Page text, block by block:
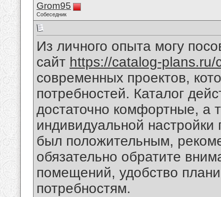
Grom95
Собеседник
Из личного опыта могу
сайт https://catalog-plans.ru/
современных проектов,
потребностей. Каталог
достаточно комфортные, а
индивидуальной
был положительным,
обязательно обратите
помещений, удобство
потребностям.